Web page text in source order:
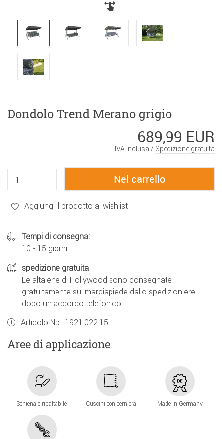
Dondolo Trend Merano grigio
689,99 EUR
IVA inclusa / Spedizione gratuita
Aggiungi il prodotto al wishlist
Tempi di consegna:
10 - 15 giorni
spedizione gratuita
Le altalene di Hollywood sono consegnate
gratuitamente sul marciapiede dallo spedizioniere
dopo un accordo telefonico.
Articolo No.: 1921.022.15
Aree di applicazione
Schienale ribaltabile Cuscini con cerniera Made in Germany